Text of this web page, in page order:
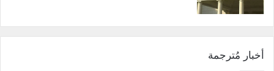
أخبار مُترجمة